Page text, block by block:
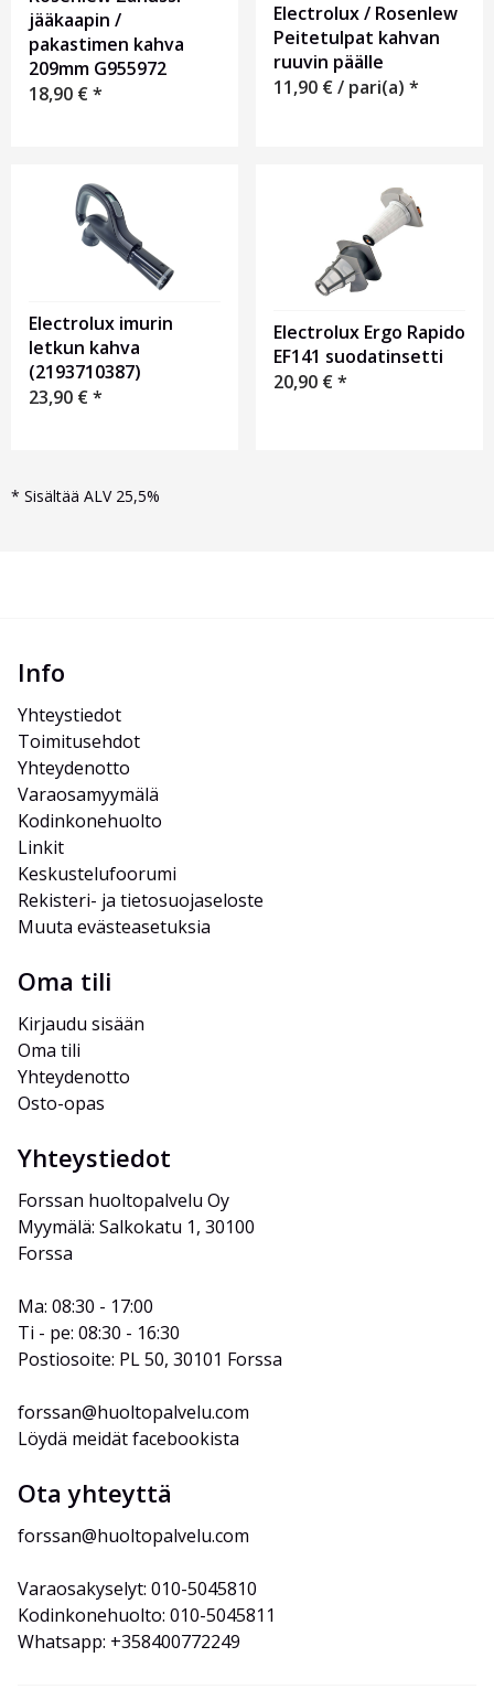
jääkaapin /
pakastimen kahva
209mm G955972
18,90 €*
Electrolux / Rosenlew
Peitetulpat kahvan
ruuvin päälle
11,90 €/ pari(a) *
Electrolux imurin
letkun kahva
(2193710387)
23,90 €*
Electrolux Ergo Rapido
EF141 suodatinsetti
20,90 €*
* Sisältää ALV 25,5%
Info
Yhteystiedot
Toimitusehdot
Yhteydenotto
Varaosamyymälä
Kodinkonehuolto
Linkit
Keskustelufoorumi
Rekisteri- ja tietosuojaseloste
Muuta evästeasetuksia
Oma tili
Kirjaudu sisään
Oma tili
Yhteydenotto
Osto-opas
Yhteystiedot
Forssan huoltopalvelu Oy
Myymälä: Salkokatu 1, 30100
Forssa
Ma: 08:30 - 17:00
Ti - pe: 08:30 - 16:30
Postiosoite: PL 50, 30101 Forssa
forssan@huoltopalvelu.com
Löydä meidät facebookista
Ota yhteyttä
forssan@huoltopalvelu.com
Varaosakyselyt: 010-5045810
Kodinkonehuolto: 010-5045811
Whatsapp: +358400772249